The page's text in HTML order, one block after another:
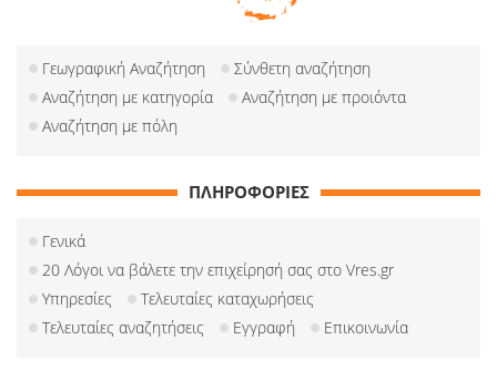
Γεωγραφική Αναζήτηση
Σύνθετη αναζήτηση
Αναζήτηση με κατηγορία
Αναζήτηση με προιόντα
Αναζήτηση με πόλη
ΠΛΗΡΟΦΟΡΙΕΣ
Γενικά
20 Λόγοι να βάλετε την επιχείρησή σας στο Vres.gr
Υπηρεσίες
Τελευταίες καταχωρήσεις
Τελευταίες αναζητήσεις
Εγγραφή Επικοινωνία